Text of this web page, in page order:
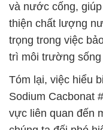
và nước cống,
thiện chất lượng
trọng trong việc
trì môi trường sống
Tóm lại, việc hiểu
Sodium Cacbonat
vực liên quan đến